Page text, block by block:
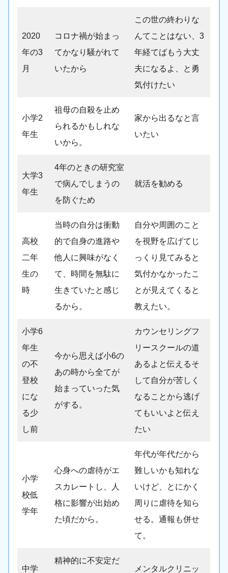
2020
年の3
月
コロナ禍が始まっ
てかなり騒がれて
いたから
この世の終わりな
んてことはない、3
年経てばもう大丈
夫になるよ、と勇
気付けたい
小学2
年生
祖母の自殺を止め
られるかもしれな
いから。
家から出るなと言
いたい
大学3
年生
4年のときの研究室
で病んでしまうの
を防ぐため
就活を勧める
高校
二年
生の
時
当時の自分は衝動
的で自身の進路や
他人に興味がなく
て、時間を無駄に
生きていたと感じ
るから。
自分や周囲のこと
を視野を広げてじ
っくり見てみると
気付かなかったこ
とが見えてくると
教えたい。
小学6
年生
の不
登校
にな
る少
し前
今から思えば小6の
あの時から全てが
始まっていった気
がする。
カウンセリングフ
リースクールの道
あるよと伝えるそ
して自分が苦しく
なることから逃げ
てもいいよと伝え
たい
小学
校低
学年
心身への虐待がエ
スカレートし、人
格に影響が出始め
た頃だから。
年代が年代だから
難しいかも知れな
いけど、とにかく
周りに虐待を知ら
せる。通報も併せ
て。
中学
精神的に不安定だ
メンタルクリニッ